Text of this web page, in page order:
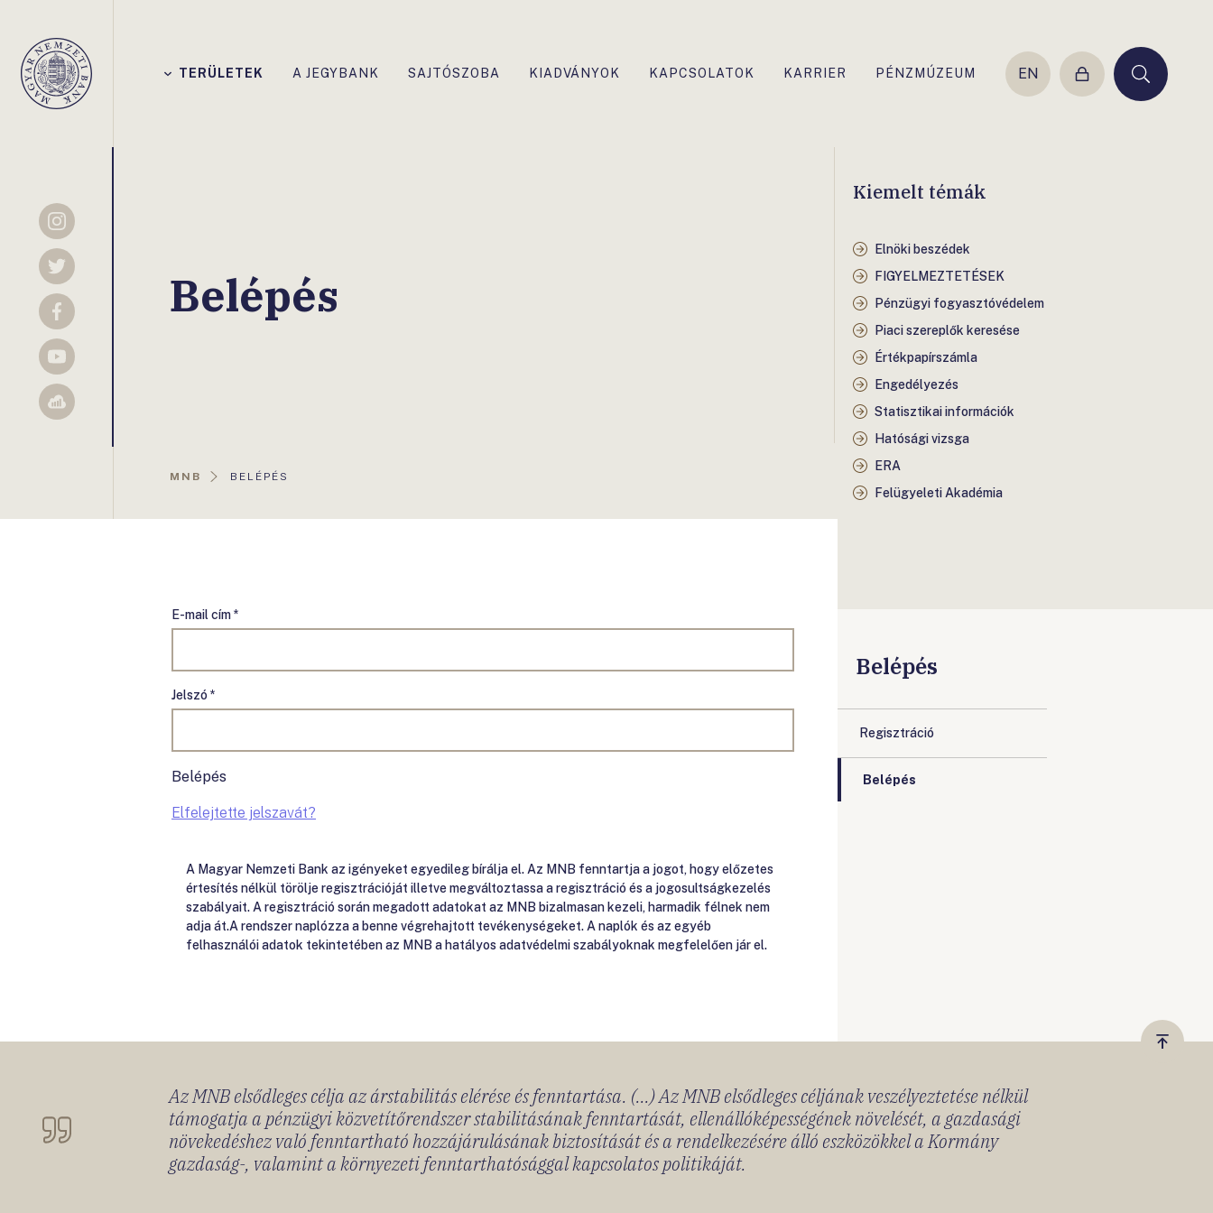
Magyar
Nemzeti
TERÜLETEK A JEGYBANK SAJTÓSZOBA KIADVÁNYOK KAPCSOLATOK KARRIER PÉNZMÚZEUM EN
Belépés Keresés
Instagram
Twitter
Facebook
YouTube
Sellsy
Belépés
MNB
AKTUÁLIS
BELÉPÉS
Kiemelt témák
Elnöki beszédek
FIGYELMEZTETÉSEK
Pénzügyi fogyasztóvédelem
Piaci szereplők keresése
Értékpapírszámla
Engedélyezés
Statisztikai információk
Hatósági vizsga
ERA
Felügyeleti Akadémia
E-mail cím *
Jelszó *
Belépés
Elfelejtette jelszavát?
A Magyar Nemzeti Bank az igényeket egyedileg bírálja el. Az MNB fenntartja a jogot, hogy előzetes
értesítés nélkül törölje regisztrációját illetve megváltoztassa a regisztráció és a jogosultságkezelés
szabályait. A regisztráció során megadott adatokat az MNB bizalmasan kezeli, harmadik félnek nem
adja át.A rendszer naplózza a benne végrehajtott tevékenységeket. A naplók és az egyéb
felhasználói adatok tekintetében az MNB a hatályos adatvédelmi szabályoknak megfelelően jár el.
Belépés
Regisztráció
Belépés
Vissza
Az MNB elsődleges célja az árstabilitás elérése és fenntartása. (...) Az MNB elsődleges céljának veszélyeztetése nélkül
támogatja a pénzügyi közvetítőrendszer stabilitásának fenntartását, ellenállóképességének növelését, a gazdasági
növekedéshez való fenntartható hozzájárulásának biztosítását és a rendelkezésére álló eszközökkel a Kormány
gazdaság-, valamint a környezeti fenntarthatósággal kapcsolatos politikáját.